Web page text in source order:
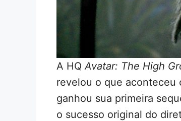
A HQ Avatar: The High
revelou o que aconteceu
ganhou sua primeira
o sucesso original do